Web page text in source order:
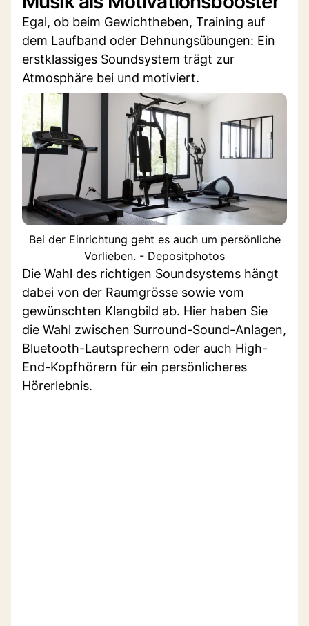
Egal, ob beim Gewichtheben, Training auf
dem Laufband oder Dehnungsübungen: Ein
erstklassiges Soundsystem trägt zur
Atmosphäre bei und motiviert.
Bei der Einrichtung geht es auch um persönliche
Vorlieben. - Depositphotos
Die Wahl des richtigen Soundsystems hängt
dabei von der Raumgrösse sowie vom
gewünschten Klangbild ab. Hier haben Sie
die Wahl zwischen Surround-Sound-Anlagen,
Bluetooth-Lautsprechern oder auch High-
End-Kopfhörern für ein persönlicheres
Hörerlebnis.